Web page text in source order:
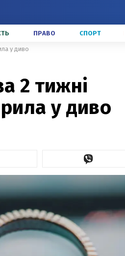
ПРАВО СПОРТ
у диво
2 тижні
у диво